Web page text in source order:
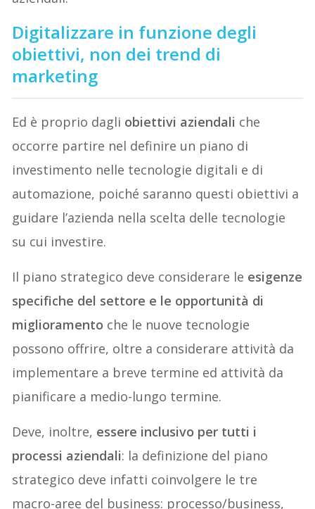
Digitalizzare in funzione degli
obiettivi, non dei trend di
marketing
Ed è proprio dagli obiettivi aziendali che
occorre partire nel definire un piano di
investimento nelle tecnologie digitali e di
automazione, poiché saranno questi obiettivi a
guidare l’azienda nella scelta delle tecnologie
su cui investire.
Il piano strategico deve considerare le esigenze
specifiche del settore e le opportunità di
miglioramento che le nuove tecnologie
possono offrire, oltre a considerare attività da
implementare a breve termine ed attività da
pianificare a medio-lungo termine.
Deve, inoltre, essere inclusivo per tutti i
processi aziendali: la definizione del piano
strategico deve infatti coinvolgere le tre
macro-aree del business: processo/business,